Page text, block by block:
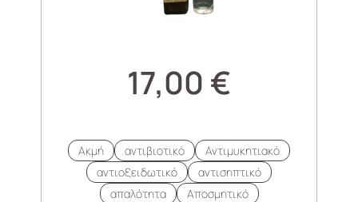
17,00 €
Ακμή αντιβιοτικό
Αντιμυκητιακό
αντιοξειδωτικό
αντισηπτικό
απαλότητα
Αποσμητικό